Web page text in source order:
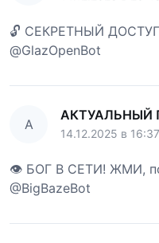
🔓 СЕКРЕТНЫЙ
@GlazOpenBot
А
АКТУАЛЬНЫЙ
14.12.2025 в 16:37
👁 БОГ В СЕТИ! ЖМИ,
@BigBazeBot